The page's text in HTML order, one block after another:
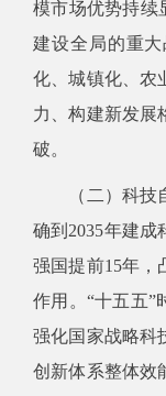
模市场优势持续
建设全局的重
化、城镇化、农
力、构建新发展
破。
（二）科
确到2035年建
强国提前15年，
作用。“十五五”
强化国家战略科
创新体系整体效